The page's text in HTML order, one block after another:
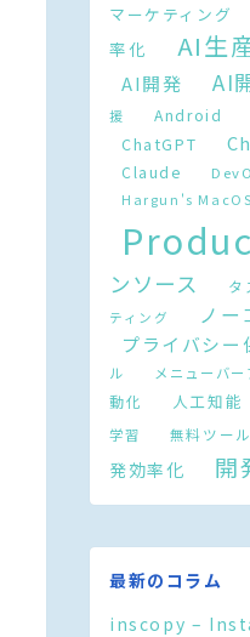
マーケティング
率化
AI生
AI開発 AI
援
Android
ChatGPT
Claude
Hargun's MacOS
ンソース
タ
ティング
ノー
プライバシー
ル
メニューバー
動化
人工知能
学習
無料ツール
発効率化
開
最新のコラム
inscopy –